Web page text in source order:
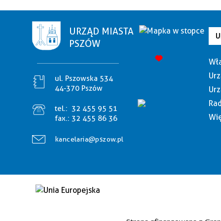
URZĄD MIASTA
PSZÓW
ul. Pszowska 534
44-370 Pszów
tel.: 32 455 95 51
fax.: 32 455 86 36
kancelaria@pszow.pl